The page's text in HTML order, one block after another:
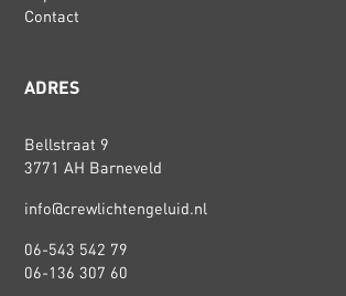
Contact
ADRES
Bellstraat 9
3771 AH Barneveld
info@crewlichtengeluid.nl
06-543 542 79
06-136 307 60